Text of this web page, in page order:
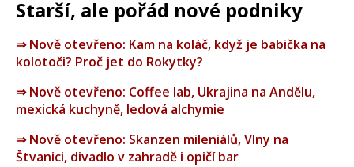
Starší, ale pořád nové podniky
⇒ Nově otevřeno: Kam na koláč, když je babička na
kolotoči? Proč jet do Rokytky?
⇒ Nově otevřeno: Coffee lab, Ukrajina na Andělu,
mexická kuchyně, ledová alchymie
⇒ Nově otevřeno: Skanzen mileniálů, Vlny na
Štvanici, divadlo v zahradě i opičí bar